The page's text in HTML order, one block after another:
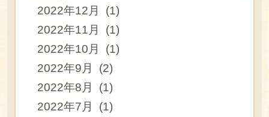
2022年12月 (1)
2022年11月 (1)
2022年10月 (1)
2022年9月 (2)
2022年8月 (1)
2022年7月 (1)